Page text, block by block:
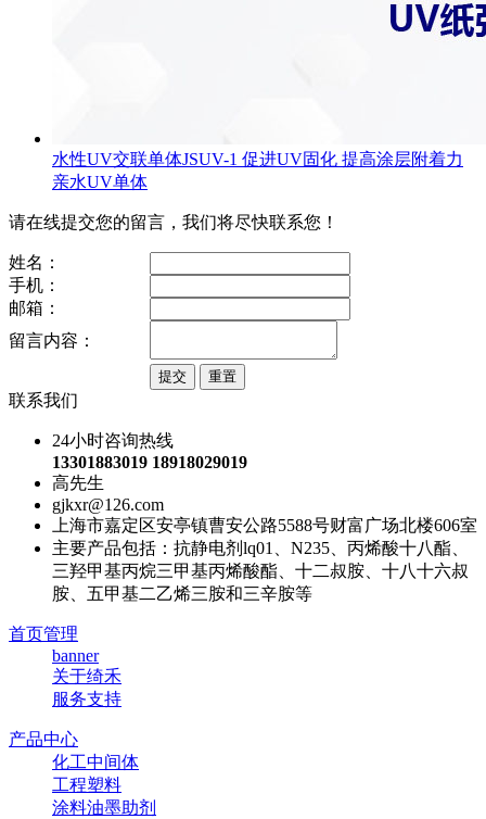
水性UV交联单体JSUV-1 促进UV固化 提高涂层附着力
亲水UV单体
请在线提交您的留言，我们将尽快联系您！
姓名：
手机：
邮箱：
留言内容：
联系我们
24小时咨询热线
13301883019 18918029019
高先生
gjkxr@126.com
上海市嘉定区安亭镇曹安公路5588号财富广场北楼606室
主要产品包括：抗静电剂lq01、N235、丙烯酸十八酯、
三羟甲基丙烷三甲基丙烯酸酯、十二叔胺、十八十六叔
胺、五甲基二乙烯三胺和三辛胺等
首页管理
banner
关于绮禾
服务支持
产品中心
化工中间体
工程塑料
涂料油墨助剂